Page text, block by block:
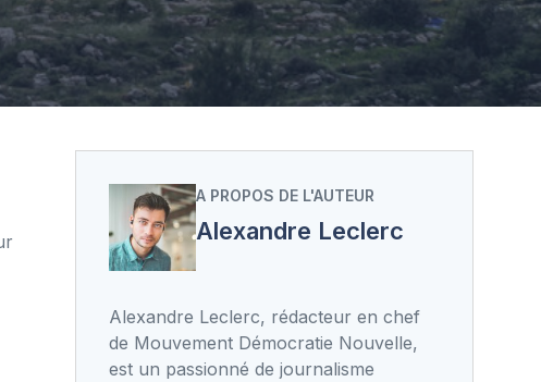
A PROPOS DE L'AUTEUR
Alexandre Leclerc
Alexandre Leclerc, rédacteur en chef
de Mouvement Démocratie Nouvelle,
est un passionné de journalisme